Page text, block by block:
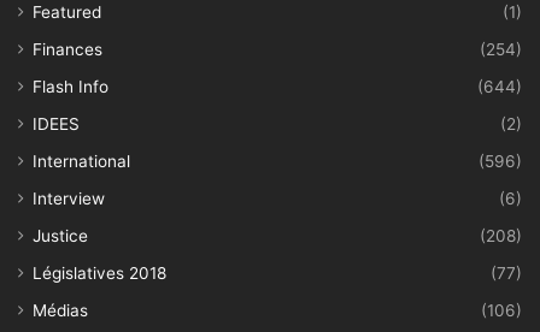
Featured
(1)
Finances
(254)
Flash Info
(644)
IDEES
(2)
International
(596)
Interview
(6)
Justice
(208)
Législatives 2018
(77)
Médias
(106)